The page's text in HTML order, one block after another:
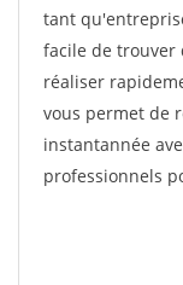
tant
facile de trouver
réaliser
vous permet de
instantannée
professionnels